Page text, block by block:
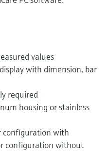
values
with dimension, bar
required
housing or stainless
configuration with
configuration without